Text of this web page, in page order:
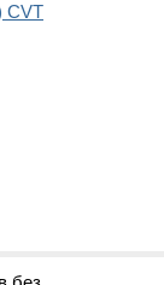
CVT